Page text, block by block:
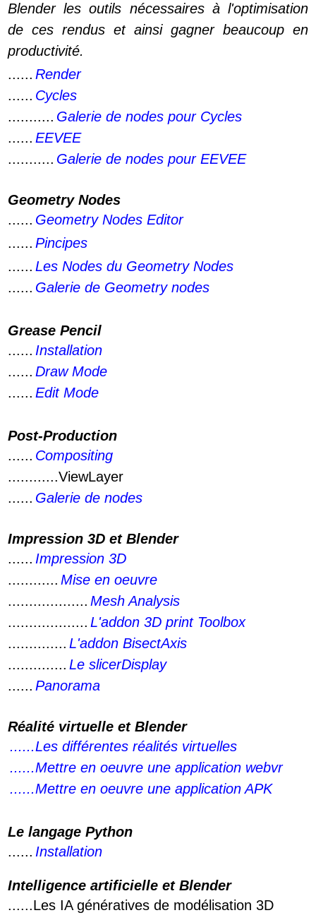
Blender les outils nécessaires à l'optimisation
de ces rendus et ainsi gagner beaucoup en
productivité.
...... Render
...... Cycles
........... Galerie de nodes pour Cycles
...... EEVEE
........... Galerie de nodes pour EEVEE
Geometry Nodes
...... Geometry Nodes Editor
...... Pincipes
...... Les Nodes du Geometry Nodes
...... Galerie de Geometry nodes
Grease Pencil
...... Installation
...... Draw Mode
...... Edit Mode
Post-Production
...... Compositing
............ViewLayer
...... Galerie de nodes
Impression 3D et Blender
...... Impression 3D
............ Mise en oeuvre
................... Mesh Analysis
................... L'addon 3D print Toolbox
.............. L'addon BisectAxis
.............. Le slicerDisplay
...... Panorama
Réalité virtuelle et Blender
......Les différentes réalités virtuelles
......Mettre en oeuvre une application webvr
......Mettre en oeuvre une application APK
Le langage Python
...... Installation
Intelligence artificielle et Blender
......Les IA génératives de modélisation 3D